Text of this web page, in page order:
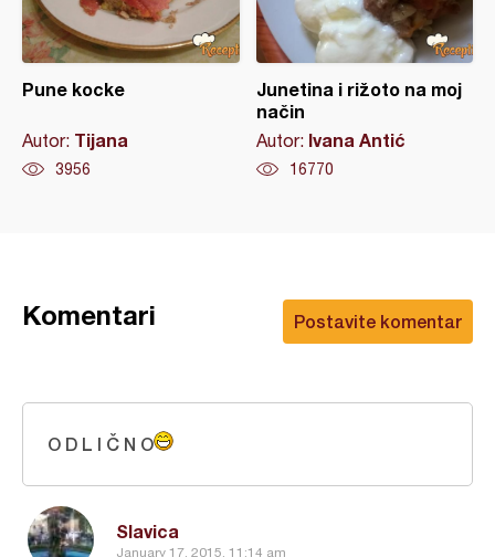
Pune kocke
Autor: Tijana
3956
Junetina i rižoto na moj
način
Autor: Ivana Antić
16770
Postavite komentar
Komentari
Slavica
January 17, 2015, 11:14 am
O D L I Č N O